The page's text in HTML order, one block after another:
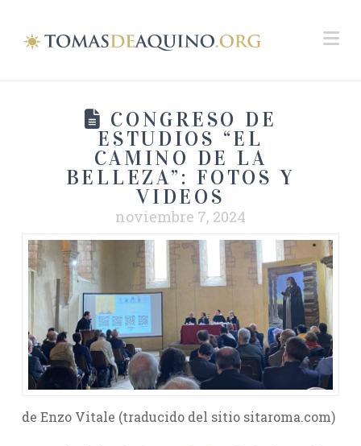
CONGRESO DE
ESTUDIOS “EL
CAMINO DE LA
BELLEZA”: FOTOS Y
VIDEOS
noviembre 7, 2024
de Enzo Vitale (traducido del sitio sitaroma.com)